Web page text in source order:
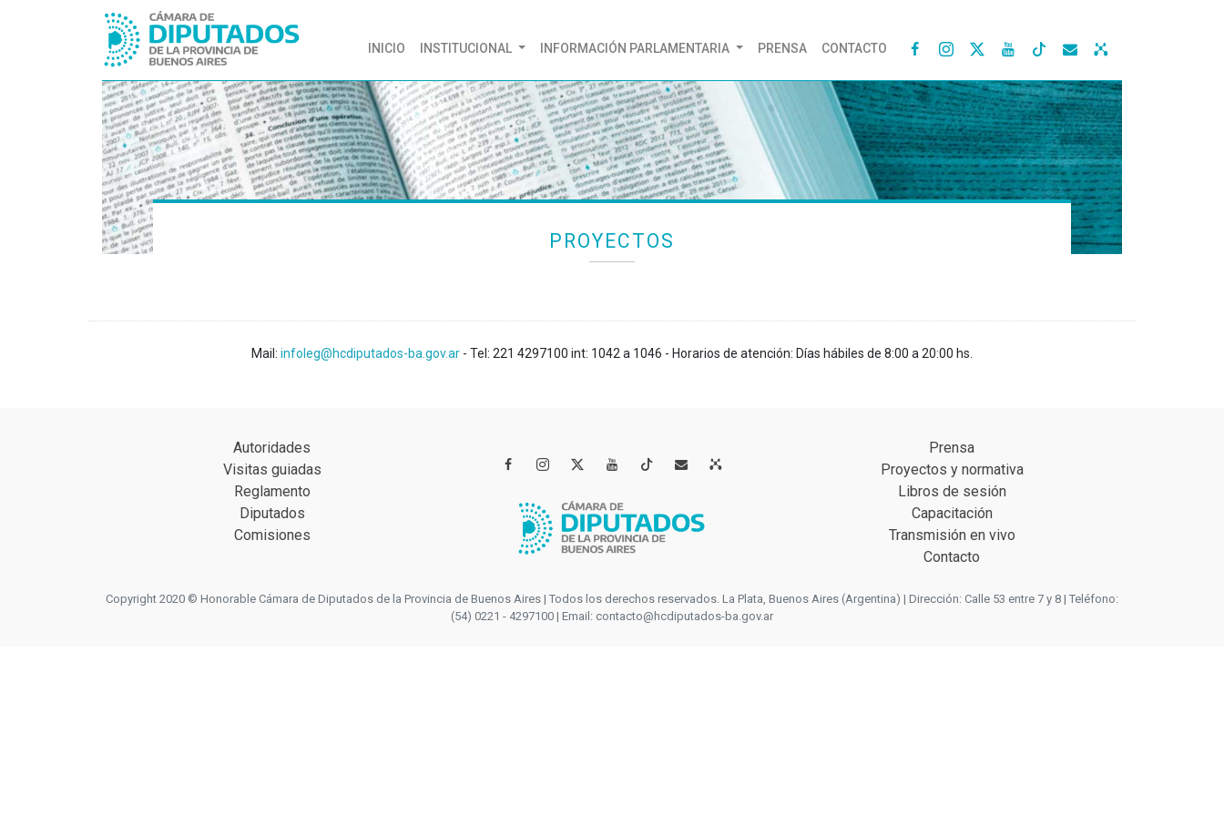
INICIO (CURRENT)
INSTITUCIONAL INFORMACIÓN PARLAMENTARIA PRENSA CONTACTO    
PROYECTOS
Mail: infoleg@hcdiputados-ba.gov.ar - Tel: 221 4297100 int: 1042 a 1046 - Horarios de atención: Días hábiles de 8:00 a 20:00 hs.
Autoridades
Visitas guiadas
Reglamento
Diputados
Comisiones
   
Prensa
Proyectos y normativa
Libros de sesión
Capacitación
Transmisión en vivo
Contacto
Copyright 2020 © Honorable Cámara de Diputados de la Provincia de Buenos Aires | Todos los derechos reservados. La Plata, Buenos Aires (Argentina) | Dirección: Calle 53 entre 7 y 8 | Teléfono:
(54) 0221 - 4297100 | Email: contacto@hcdiputados-ba.gov.ar